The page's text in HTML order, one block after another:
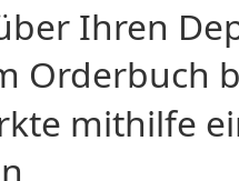
Ihren
Orderbuch
mithilfe